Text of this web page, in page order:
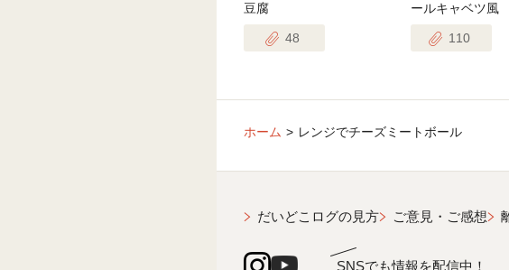
豆腐
48
ールキャベツ風
110
ホーム レンジでチーズミートボール
だいどこログの見方 ご意見・ご感想
SNSでも情報を配信中！